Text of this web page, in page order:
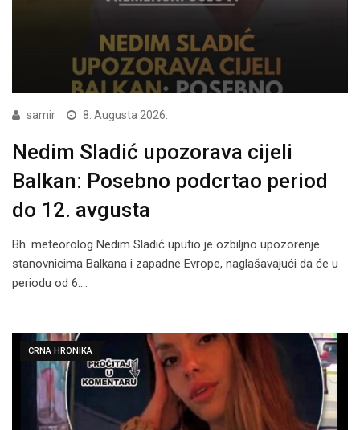
samir 8. Augusta 2026.
Nedim Sladić upozorava cijeli
Balkan: Posebno podcrtao period
do 12. avgusta
Bh. meteorolog Nedim Sladić uputio je ozbiljno upozorenje
stanovnicima Balkana i zapadne Evrope, naglašavajući da će u
periodu od 6.…
CRNA HRONIKA